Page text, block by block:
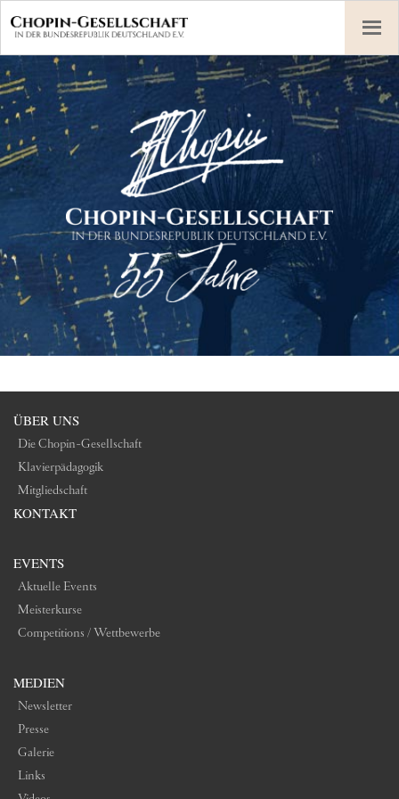
to
content
Chopin-Gesellschaft
ÜBER UNS
Die Chopin-Gesellschaft
Klavierpädagogik
Mitgliedschaft
KONTAKT
EVENTS
Aktuelle Events
Meisterkurse
Competitions / Wettbewerbe
MEDIEN
Newsletter
Presse
Galerie
Links